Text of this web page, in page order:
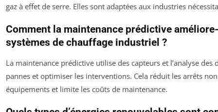
gaz à effet de serre. Elles sont adaptées aux industries
Comment la maintenance prédictive
systèmes de chauffage industriel ?
La maintenance prédictive utilise des capteurs et l’analyse
pannes et optimiser les interventions. Cela réduit les arrêts
équipements et limite les coûts de maintenance.